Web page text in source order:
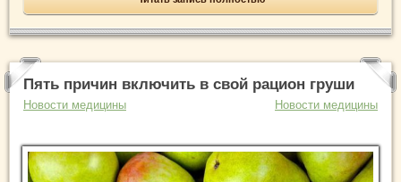
Пять причин включить в свой рацион груши
Новости медицины Новости медицины